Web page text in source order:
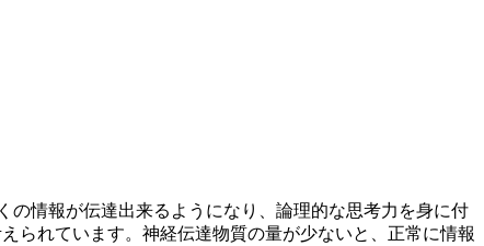
情報が伝達出来るようになり、論理的な思考力を身に付
られています。神経伝達物質の量が少ないと、正常に情報